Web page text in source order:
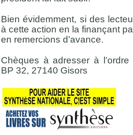
Bien évidemment, si des
à cette action en la finançant
en remercions d’avance.
Chèques à adresser à
BP 32, 27140 Gisors